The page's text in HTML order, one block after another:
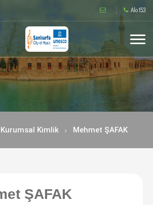
Alo 153
Kurumsal Kimlik Mehmet ŞAFAK
ŞAFAK